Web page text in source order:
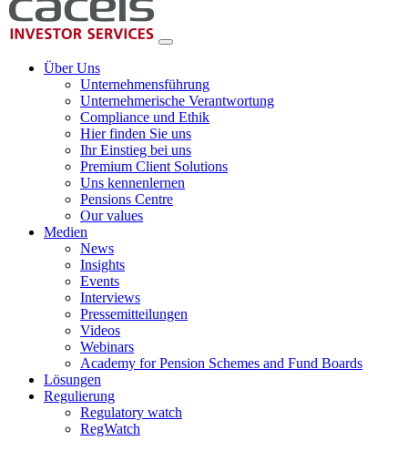
Über Uns
Unternehmensführung
Unternehmerische Verantwortung
Compliance und Ethik
Hier finden Sie uns
Ihr Einstieg bei uns
Premium Client Solutions
Uns kennenlernen
Pensions Centre
Our values
Medien
News
Insights
Events
Interviews
Pressemitteilungen
Videos
Webinars
Academy for Pension Schemes and Fund Boards
Lösungen
Regulierung
Regulatory watch
RegWatch